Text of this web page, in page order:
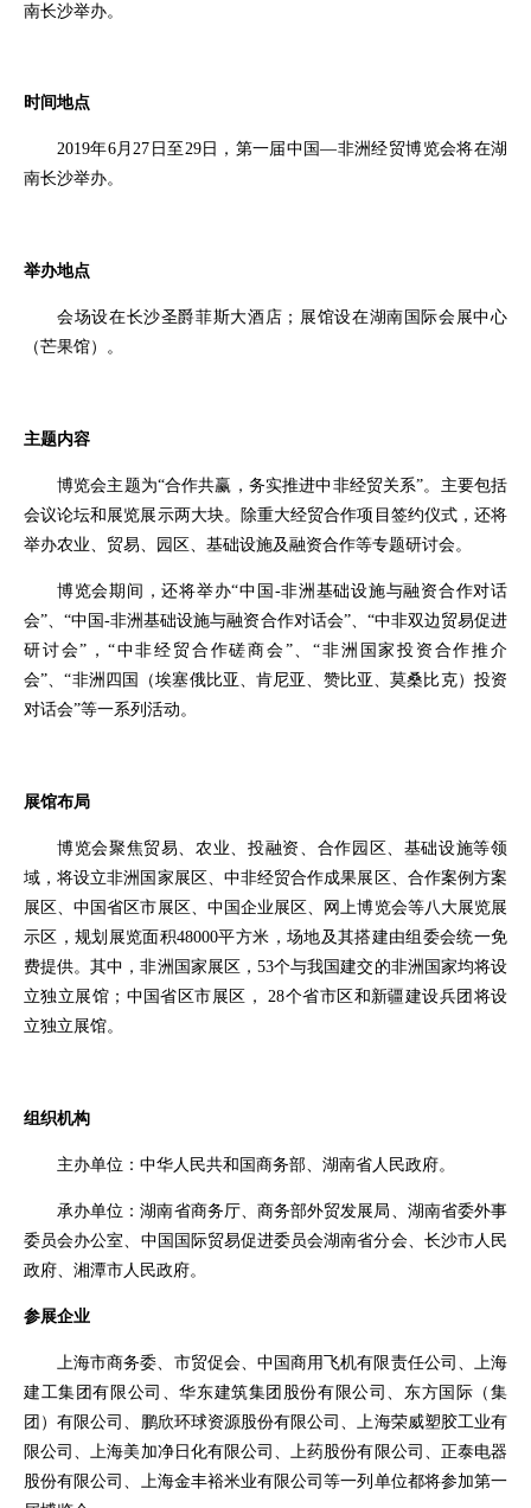
南长沙举办。
时间地点
2019年6月27日至29日，第一届中国—非洲经贸博览会将在湖
南长沙举办。
举办地点
会场设在长沙圣爵菲斯大酒店；展馆设在湖南国际会展中心
（芒果馆）。
主题内容
博览会主题为“合作共赢，务实推进中非经贸关系”。主要包括
会议论坛和展览展示两大块。除重大经贸合作项目签约仪式，还将
举办农业、贸易、园区、基础设施及融资合作等专题研讨会。
博览会期间，还将举办“中国-非洲基础设施与融资合作对话
会”、“中国-非洲基础设施与融资合作对话会”、“中非双边贸易促进
研讨会”，“中非经贸合作磋商会”、“非洲国家投资合作推介
会”、“非洲四国（埃塞俄比亚、肯尼亚、赞比亚、莫桑比克）投资
对话会”等一系列活动。
展馆布局
博览会聚焦贸易、农业、投融资、合作园区、基础设施等领
域，将设立非洲国家展区、中非经贸合作成果展区、合作案例方案
展区、中国省区市展区、中国企业展区、网上博览会等八大展览展
示区，规划展览面积48000平方米，场地及其搭建由组委会统一免
费提供。其中，非洲国家展区，53个与我国建交的非洲国家均将设
立独立展馆；中国省区市展区， 28个省市区和新疆建设兵团 将设
立独立展馆。
组织机构
主办单位： 中华人民共和国商务部 湖南省人民政府。
承办单位：湖南省商务厅、商务部外贸发展局、湖南省委外事
委员会办公室、 中国国际贸易促进委员会湖南省分会、 长沙市人民
政府
湘潭市人民政府。
参展企业
上海市商务委、市贸促会、 中国商用飞机有限责任公司
、上海
建工集团有限公司、华东建筑集团股份有限公司
东方国际（集
团）有限公司
鹏欣环球资源股份有限公司
上海荣威塑胶工业有
限公司
上海美加净日化有限公司
、上药股份有限公司、正泰电器
股份有限公司、
上海金丰裕米业有限公司等一列单位都将参加第一